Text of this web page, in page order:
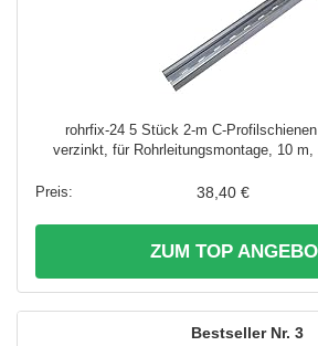
rohrfix-24 5 Stück 2-m C-
verzinkt, für Rohrleitungsmontage, 10
38,40 €
ZUM TOP
3